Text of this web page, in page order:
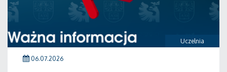
Uczelnia
06.07.2026